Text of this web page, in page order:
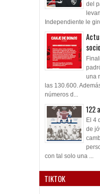
del
Independiente le
una
las 130.600.
números d...
122
El 4
de
con tal solo una ...
TIKTOK